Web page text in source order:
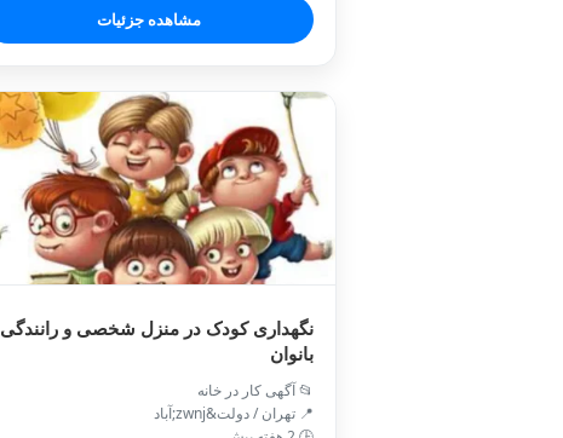
مشاهده جزئیات
نگهداری کودک در منزل شخصی و رانندگی
بانوان
📂 آگهی کار در خانه
📍 تهران / دولت&zwnj;آباد